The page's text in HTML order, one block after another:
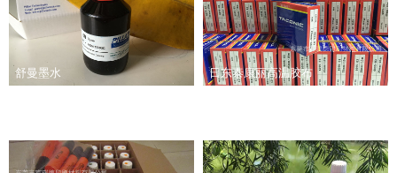
舒曼墨水 日东泰康丽高温胶布